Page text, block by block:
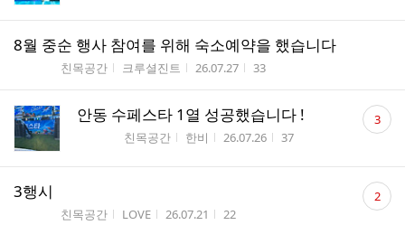
8월 중순 행사 참여를 위해 숙소예약을 했습니다
친목공간 작성자
크루셜진트 작성시간
26.07.27 조회수
33
안동 수페스타 1열 성공했습니다 !
친목공간 작성자
한비 작성시간
26.07.26 조회수
37
댓
글 3
3행시
친목공간 작성자
LOVE 작성시간
26.07.21 조회수
22
댓
글 2